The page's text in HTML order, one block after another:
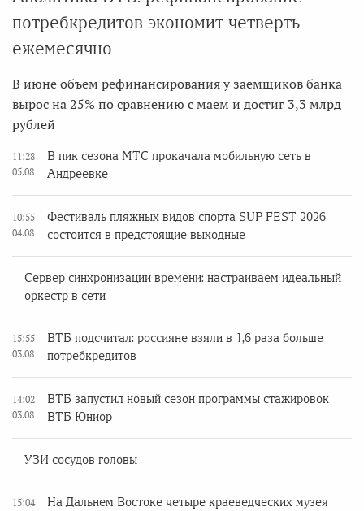
потребкредитов экономит четверть
ежемесячно
В июне объем рефинансирования у заемщиков банка
вырос на 25% по сравнению с маем и достиг 3,3 млрд
рублей
11:28
05.08
В пик сезона МТС прокачала мобильную сеть в
Андреевке
10:55
04.08
Фестиваль пляжных видов спорта SUP FEST 2026
состоится в предстоящие выходные
Сервер синхронизации времени: настраиваем идеальный
оркестр в сети
15:55
03.08
ВТБ подсчитал: россияне взяли в 1,6 раза больше
потребкредитов
14:02
03.08
ВТБ запустил новый сезон программы стажировок
ВТБ Юниор
УЗИ сосудов головы
15:04
На Дальнем Востоке четыре краеведческих музея